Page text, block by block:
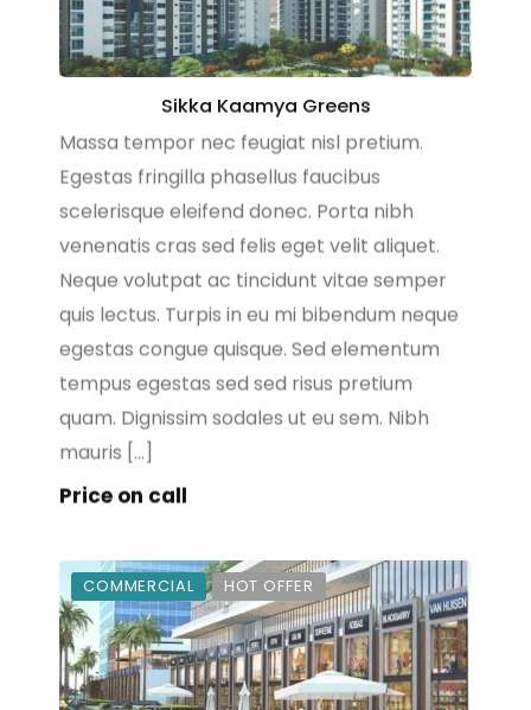
Sikka Kaamya Greens
Massa tempor nec feugiat nisl pretium.
Egestas fringilla phasellus faucibus
scelerisque eleifend donec. Porta nibh
venenatis cras sed felis eget velit aliquet.
Neque volutpat ac tincidunt vitae semper
quis lectus. Turpis in eu mi bibendum neque
egestas congue quisque. Sed elementum
tempus egestas sed sed risus pretium
quam. Dignissim sodales ut eu sem. Nibh
mauris […]
Price on call
COMMERCIAL HOT OFFER